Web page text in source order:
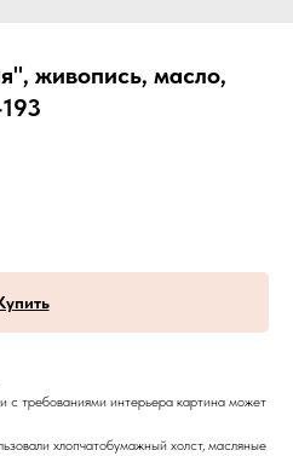
живопись, масло,
с требованиями интерьера картина может
хлопчатобумажный холст, масляные